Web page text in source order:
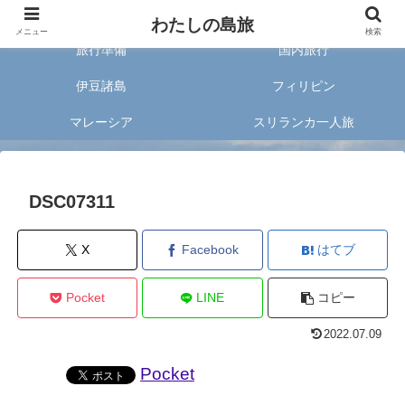
旅好きな20代女子が案内する旅のあれこれ✈︎
旅行準備 国内旅行
伊豆諸島 フィリピン
マレーシア スリランカ一人旅
DSC07311
X Facebook はてブ
Pocket LINE コピー
2022.07.09
Pocket
メニュー わたしの島旅 検索